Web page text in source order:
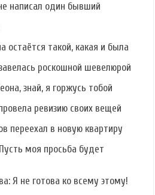
написал один бывший
остаётся такой, какая и была
роскошной шевелюрой
знай, я горжусь тобой
ревизию своих вещей
переехал в новую квартиру
моя просьба будет
Я не готова ко всему этому!